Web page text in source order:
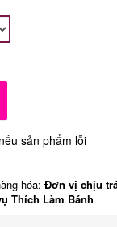
sản phẩm lỗi
hóa: Đơn vị chịu
Thích Làm Bánh